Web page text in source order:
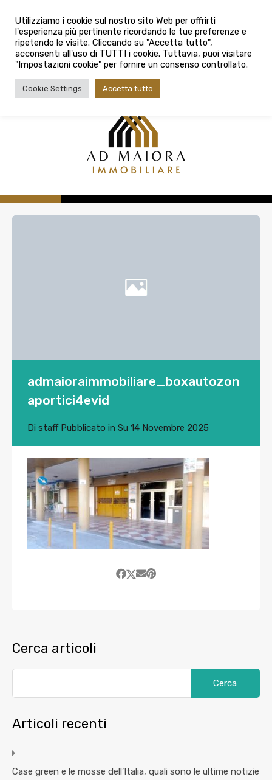
080 3759025
Città
Tipologia contratto
Tipologia contratto
admaioraimmobiliare_boxautozon
aportici4evid
Di staffPubblicato in Su 14 Novembre 2025
Cerca articoli
Articoli recenti
Case green e le mosse dell’Italia, quali sono le ultime notizie
Utilizziamo i cookie sul nostro sito Web per offrirti
l'esperienza più pertinente ricordando le tue preferenze e
ripetendo le visite. Cliccando su "Accetta tutto",
acconsenti all'uso di TUTTI i cookie. Tuttavia, puoi visitare
"Impostazioni cookie" per fornire un consenso controllato.
Cookie Settings Accetta tutto